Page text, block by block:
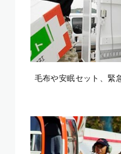
毛布や安眠セット、緊